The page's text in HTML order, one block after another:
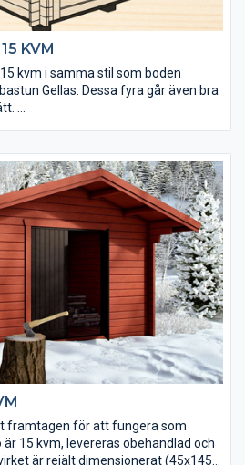
KVM
kvm i samma stil som boden
Gellas. Dessa fyra går även bra
som är ändspontad
för god formstabilitet
fura och rejält dimensionerat
kan köpas till
shingel kan köpas till
framtagen för att fungera som
15 kvm, levereras obehandlad och
är rejält dimensionerat (45x145